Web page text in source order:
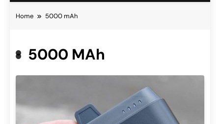
Home 5000 mAh
5000 MAh